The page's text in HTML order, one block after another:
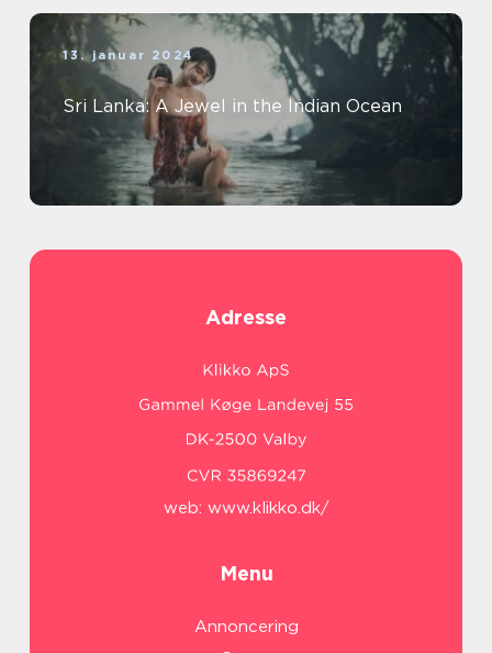
13. januar 2024
Sri Lanka: A Jewel in the Indian Ocean
Adresse
web: www.klikko.dk/
Menu
Annoncering